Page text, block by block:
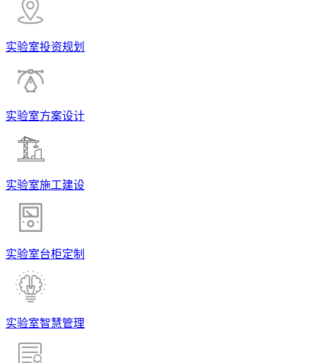
实验室投资规划
实验室方案设计
实验室施工建设
实验室台柜定制
实验室智慧管理